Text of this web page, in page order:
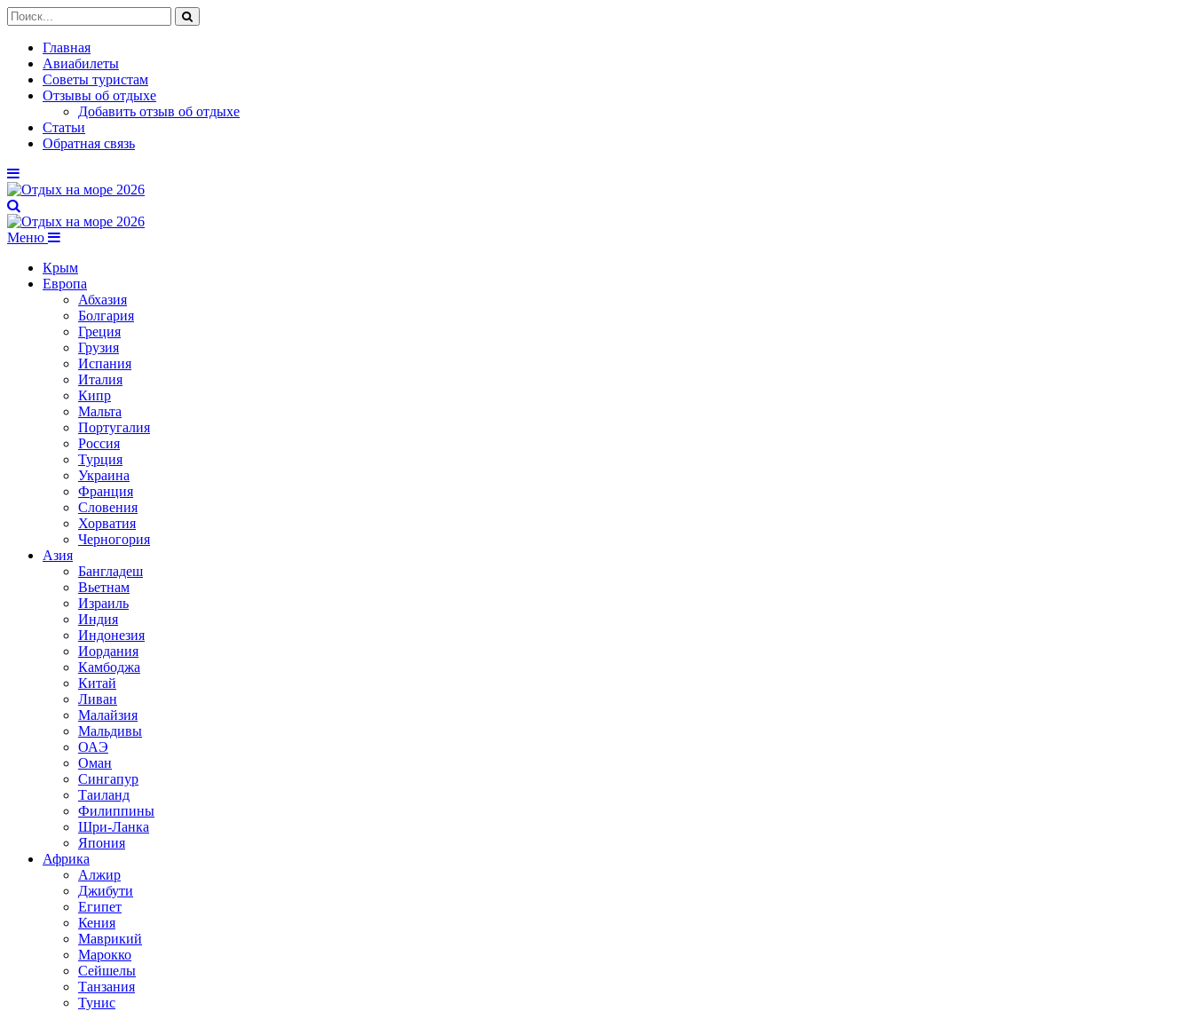
Главная
Авиабилеты
Советы туристам
Отзывы об отдыхе
Добавить отзыв об отдыхе
Статьи
Обратная связь
Меню
Крым
Европа
Абхазия
Болгария
Греция
Грузия
Испания
Италия
Кипр
Мальта
Португалия
Россия
Турция
Украина
Франция
Словения
Хорватия
Черногория
Азия
Бангладеш
Вьетнам
Израиль
Индия
Индонезия
Иордания
Камбоджа
Китай
Ливан
Малайзия
Мальдивы
ОАЭ
Оман
Сингапур
Таиланд
Филиппины
Шри-Ланка
Япония
Африка
Алжир
Джибути
Египет
Кения
Маврикий
Марокко
Сейшелы
Танзания
Тунис